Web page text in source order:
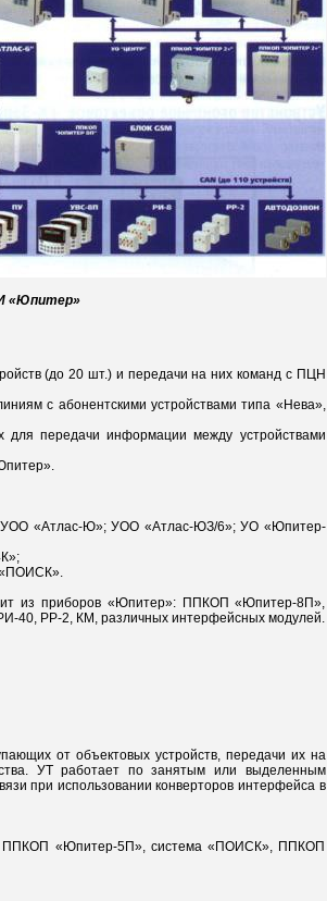
«Юпитер»
(до 20 шт.) и передачи на них команд с ПЦН
с абонентскими устройствами типа «Нева»,
для передачи информации между устройствами
УОО «Атлас-Ю»; УОО «Атлас-ЮЗ/6»; УО «Юпитер-
«ПОИСК».
из приборов «Юпитер»: ППКОП «Юпитер-8П»,
РР-2, КМ, различных интерфейсных модулей.
от объектовых устройств, передачи их на
УТ работает по занятым или выделенным
при использовании конверторов интерфейса в
«Юпитер-5П», система «ПОИСК», ППКОП